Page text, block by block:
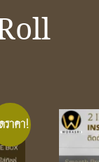
ราคา!